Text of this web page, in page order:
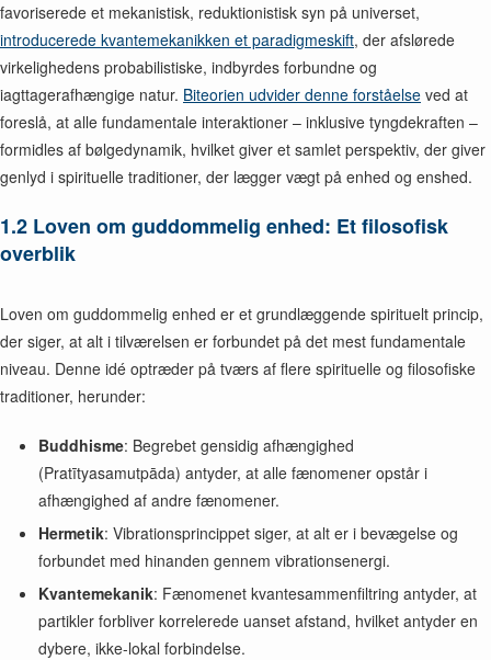
favoriserede et mekanistisk, reduktionistisk syn på universet,
introducerede kvantemekanikken et paradigmeskift, der afslørede
virkelighedens probabilistiske, indbyrdes forbundne og
iagttagerafhængige natur. Biteorien udvider denne forståelse ved at
foreslå, at alle fundamentale interaktioner – inklusive tyngdekraften –
formidles af bølgedynamik, hvilket giver et samlet perspektiv, der giver
genlyd i spirituelle traditioner, der lægger vægt på enhed og enshed.
1.2 Loven om guddommelig enhed: Et filosofisk
overblik
Loven om guddommelig enhed er et grundlæggende spirituelt princip,
der siger, at alt i tilværelsen er forbundet på det mest fundamentale
niveau. Denne idé optræder på tværs af flere spirituelle og filosofiske
traditioner, herunder:
Buddhisme: Begrebet gensidig afhængighed
(Pratītyasamutpāda) antyder, at alle fænomener opstår i
afhængighed af andre fænomener.
Hermetik: Vibrationsprincippet siger, at alt er i bevægelse og
forbundet med hinanden gennem vibrationsenergi.
Kvantemekanik: Fænomenet kvantesammenfiltring antyder, at
partikler forbliver korrelerede uanset afstand, hvilket antyder en
dybere, ikke-lokal forbindelse.